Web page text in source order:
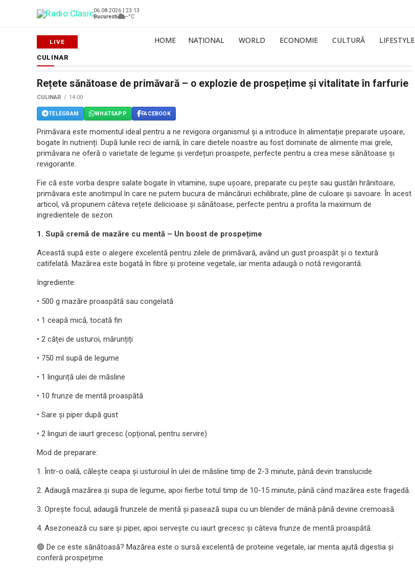
06.08.2026 | 23:13
Bucuresti
--°C
HOME NAȚIONAL WORLD ECONOMIE CULTURĂ LIFESTYLE
CULINAR
Rețete sănătoase de primăvară – o explozie de prospețime și vitalitate în farfurie
CULINAR 14:00
TELEGRAM WHATSAPP FACEBOOK
Primăvara este momentul ideal pentru a ne revigora organismul și a introduce în alimentație preparate ușoare,
bogate în nutrienți. După lunile reci de iarnă, în care dietele noastre au fost dominate de alimente mai grele,
primăvara ne oferă o varietate de legume și verdețuri proaspete, perfecte pentru a crea mese sănătoase și
revigorante.
Fie că este vorba despre salate bogate în vitamine, supe ușoare, preparate cu pește sau gustări hrănitoare,
primăvara este anotimpul în care ne putem bucura de mâncăruri echilibrate, pline de culoare și savoare. În acest
articol, vă propunem câteva rețete delicioase și sănătoase, perfecte pentru a profita la maximum de
ingredientele de sezon.
1. Supă cremă de mazăre cu mentă – Un boost de prospețime
Această supă este o alegere excelentă pentru zilele de primăvară, având un gust proaspăt și o textură
catifelată. Mazărea este bogată în fibre și proteine vegetale, iar menta adaugă o notă revigorantă.
Ingrediente:
• 500 g mazăre proaspătă sau congelată
• 1 ceapă mică, tocată fin
• 2 căței de usturoi, mărunțiți
• 750 ml supă de legume
• 1 linguriță ulei de măsline
• 10 frunze de mentă proaspătă
• Sare și piper după gust
• 2 linguri de iaurt grecesc (opțional, pentru servire)
Mod de preparare:
1. Într-o oală, călește ceapa și usturoiul în ulei de măsline timp de 2-3 minute, până devin translucide.
2. Adaugă mazărea și supa de legume, apoi fierbe totul timp de 10-15 minute, până când mazărea este fragedă.
3. Oprește focul, adaugă frunzele de mentă și pasează supa cu un blender de mână până devine cremoasă.
4. Asezonează cu sare și piper, apoi servește cu iaurt grecesc și câteva frunze de mentă proaspătă.
🟢 De ce este sănătoasă? Mazărea este o sursă excelentă de proteine vegetale, iar menta ajută digestia și
conferă prospețime.